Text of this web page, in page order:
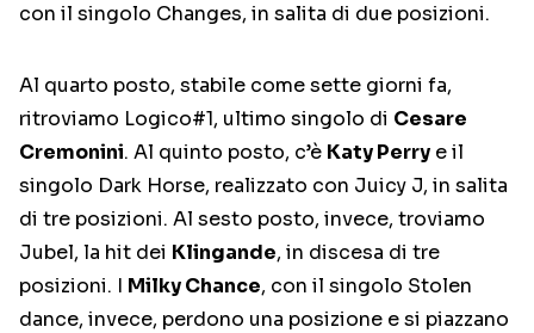
con il singolo Changes, in salita di due posizioni.
Al quarto posto, stabile come sette giorni fa,
ritroviamo Logico#1, ultimo singolo di Cesare
Cremonini. Al quinto posto, c’è Katy Perry e il
singolo Dark Horse, realizzato con Juicy J, in salita
di tre posizioni. Al sesto posto, invece, troviamo
Jubel, la hit dei Klingande, in discesa di tre
posizioni. I Milky Chance, con il singolo Stolen
dance, invece, perdono una posizione e si piazzano